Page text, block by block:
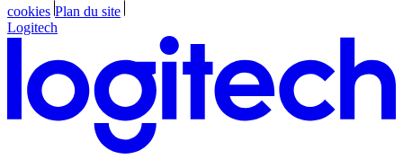
cookies Plan du site
Logitech